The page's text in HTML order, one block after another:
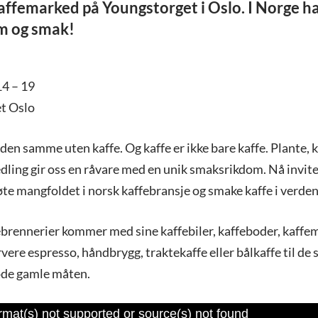
på Youngstorget i Oslo. I Norge
og smak!
– 19
Oslo
samme uten kaffe. Og kaffe er ikke bare kaffe. Plante,
gir oss en råvare med en unik smaksrikdom. Nå
mangfoldet i norsk kaffebransje og smake kaffe i
kommer med sine kaffebiler, kaffeboder,
espresso, håndbrygg, traktekaffe eller bålkaffe til de
gamle måten.
not supported or source(s) not found